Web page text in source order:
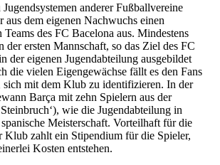
anderer Fußballvereine
aus dem eigenen Nachwuchs einen
Teams des FC Bacelona aus. Mindestens
der ersten Mannschaft, so das Ziel des FC
der eigenen Jugendabteilung ausgebildet
die vielen Eigengewächse fällt es den Fans
sich mit dem Klub zu identifizieren. In der
Barça mit zehn Spielern aus der
wie die Jugendabteilung in
Meisterschaft. Vorteilhaft für die
Klub zahlt ein Stipendium für die Spieler,
Kosten entstehen.